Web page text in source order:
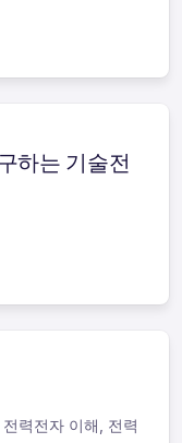
하는 기술전
력전자 이해, 전력